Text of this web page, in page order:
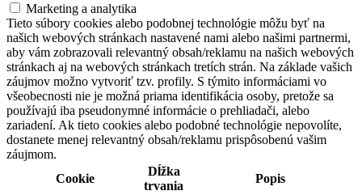
Marketing a analytika
Tieto súbory cookies alebo podobnej technológie môžu byť na
našich webových stránkach nastavené nami alebo našimi partnermi,
aby vám zobrazovali relevantný obsah/reklamu na našich webových
stránkach aj na webových stránkach tretích strán. Na základe vašich
záujmov možno vytvoriť tzv. profily. S týmito informáciami vo
všeobecnosti nie je možná priama identifikácia osoby, pretože sa
používajú iba pseudonymné informácie o prehliadači, alebo
zariadení. Ak tieto cookies alebo podobné technológie nepovolíte,
dostanete menej relevantný obsah/reklamu prispôsobenú vašim
záujmom.
Cookie
Dĺžka
trvania
Popis